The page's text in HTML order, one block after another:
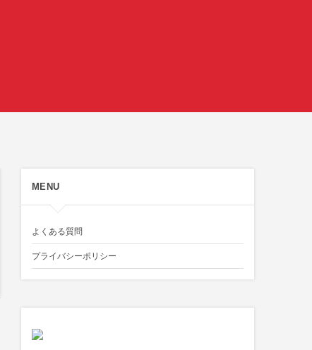
MENU
よくある質問
プライバシーポリシー